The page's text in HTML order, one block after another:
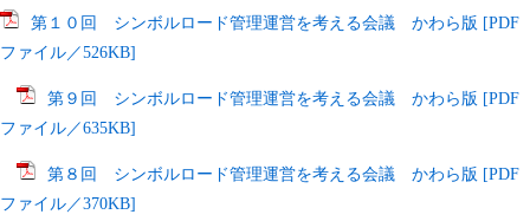
第１０回 シンボルロード管理運営を考える会議 かわら版 [PDF
ファイル／526KB]
第９回 シンボルロード管理運営を考える会議 かわら版 [PDF
ファイル／635KB]
第８回 シンボルロード管理運営を考える会議 かわら版 [PDF
ファイル／370KB]